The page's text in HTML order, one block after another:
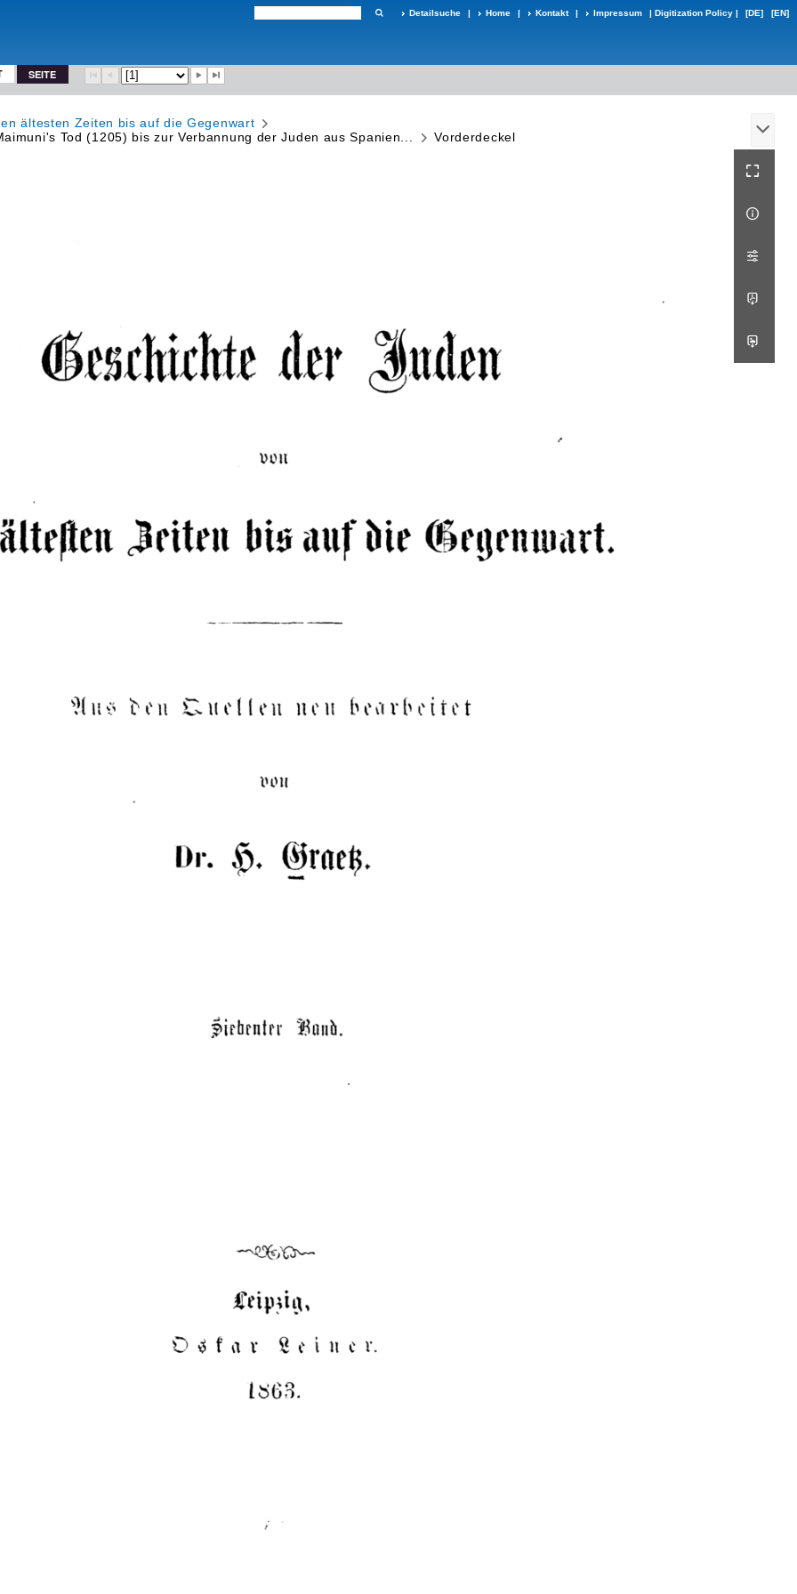
Detailsuche | Home | Kontakt | Impressum | Digitization Policy | [DE] [EN]
SEITE
ältesten Zeiten bis auf die Gegenwart
Tod (1205) bis zur Verbannung der Juden aus Spanien...
Vorderdeckel